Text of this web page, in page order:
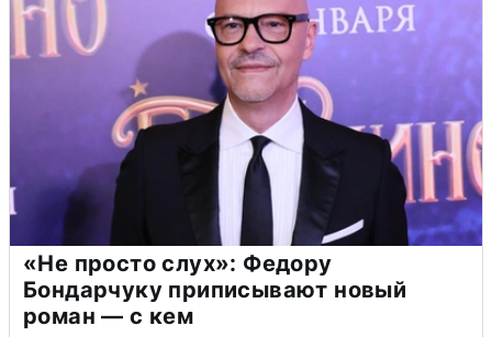
«Не просто слух»: Федору
Бондарчуку приписывают новый
роман — с кем